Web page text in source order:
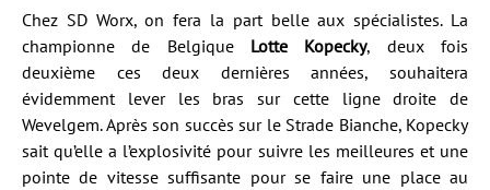
Chez SD Worx, on fera la part belle aux spécialistes. La
championne de Belgique Lotte Kopecky, deux fois
deuxième ces deux dernières années, souhaitera
évidemment lever les bras sur cette ligne droite de
Wevelgem. Après son succès sur le Strade Bianche, Kopecky
sait qu’elle a l’explosivité pour suivre les meilleures et une
pointe de vitesse suffisante pour se faire une place au